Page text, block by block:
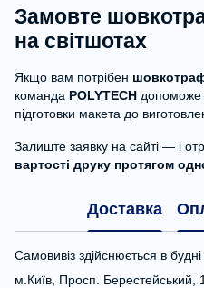
Замовте
на світшотах
Якщо вам потрібен
команда POLYTECH допоможе
підготовки макета до
Залиште заявку на сайті — і
вартості друку протягом
Доставка
Самовивіз здійснюється в
м.Київ, Просп. Берестейський,